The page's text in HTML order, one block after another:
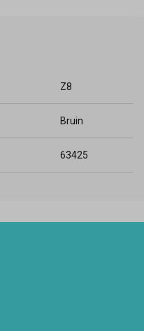
Z8
Bruin
63425